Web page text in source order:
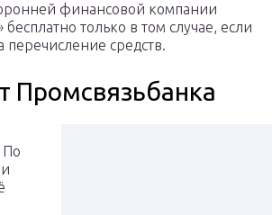
финансовой компании
только в том случае, если
перечисление средств.
Промсвязьбанка
По